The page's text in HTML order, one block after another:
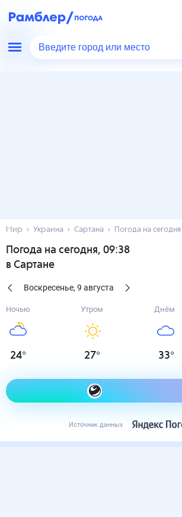
Введите город или место
Мир Украина Сартана Погода на сегодня
Погода на сегодня, 09:38
в Сартане
Воскресенье, 9 августа
Ночью
24°
Утром
27°
Днём
33°
Как одеться сегодня
Источник данных